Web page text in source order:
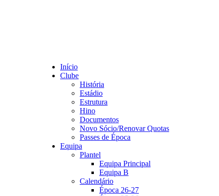
Início
Clube
História
Estádio
Estrutura
Hino
Documentos
Novo Sócio/Renovar Quotas
Passes de Época
Equipa
Plantel
Equipa Principal
Equipa B
Calendário
Época 26-27